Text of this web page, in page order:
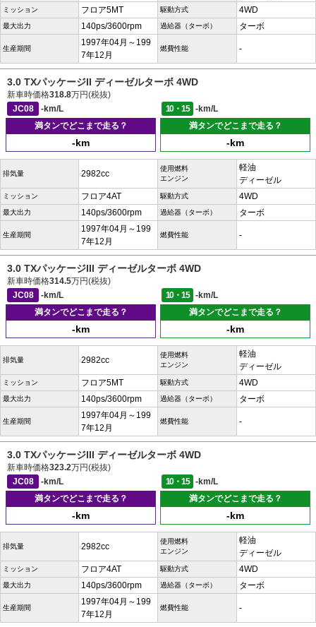
ミッション フロア5MT 駆動方式 4WD
最大出力 140ps/3600rpm 過給器（ターボ） ターボ
生産期間
1997年04月～199
7年12月
燃費性能 -
3.0 TXパッケージII ディーゼルターボ 4WD
新車時価格318.8万円(税抜)
JC08
-km/L 10・15
-km/L
満タンでどこまで走る？
-km
満タンでどこまで走る？
-km
排気量 2982cc
使用燃料
エンジン
軽油
ディーゼル
ミッション フロア4AT 駆動方式 4WD
最大出力 140ps/3600rpm 過給器（ターボ） ターボ
生産期間
1997年04月～199
7年12月
燃費性能 -
3.0 TXパッケージIII ディーゼルターボ 4WD
新車時価格314.5万円(税抜)
JC08
-km/L 10・15
-km/L
満タンでどこまで走る？
-km
満タンでどこまで走る？
-km
排気量 2982cc
使用燃料
エンジン
軽油
ディーゼル
ミッション フロア5MT 駆動方式 4WD
最大出力 140ps/3600rpm 過給器（ターボ） ターボ
生産期間
1997年04月～199
7年12月
燃費性能 -
3.0 TXパッケージIII ディーゼルターボ 4WD
新車時価格323.2万円(税抜)
JC08
-km/L 10・15
-km/L
満タンでどこまで走る？
-km
満タンでどこまで走る？
-km
排気量 2982cc
使用燃料
エンジン
軽油
ディーゼル
ミッション フロア4AT 駆動方式 4WD
最大出力 140ps/3600rpm 過給器（ターボ） ターボ
生産期間
1997年04月～199
7年12月
燃費性能 -